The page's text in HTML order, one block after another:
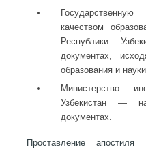
качеством
Республики
документах,
образования и
Министерство
Узбекистан —
документах.
Проставление